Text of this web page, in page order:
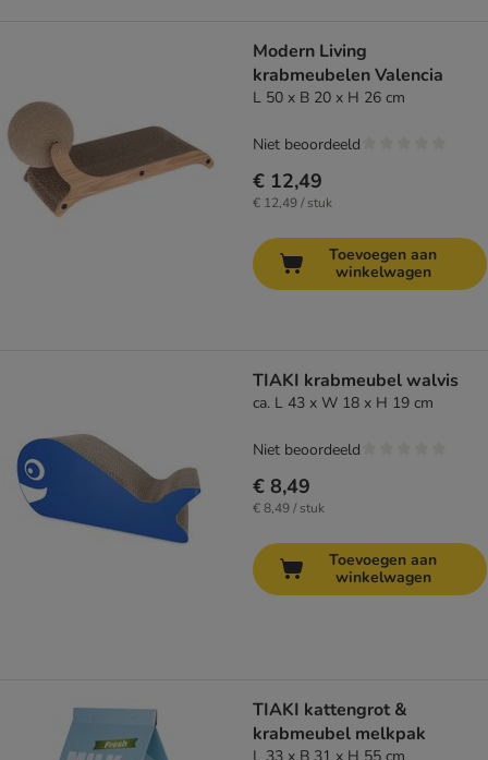
Modern Living
krabmeubelen Valencia
L 50 x B 20 x H 26 cm
€ 12,49
€ 12,49 / stuk
Niet beoordeeld
Toevoegen aan
winkelwagen
TIAKI krabmeubel walvis
ca. L 43 x W 18 x H 19 cm
€ 8,49
€ 8,49 / stuk
Niet beoordeeld
Toevoegen aan
winkelwagen
TIAKI kattengrot &
krabmeubel melkpak